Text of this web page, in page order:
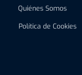
Quiénes Somos
Política de Cookies